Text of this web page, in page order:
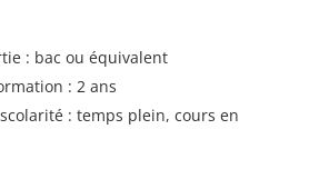
: bac ou équivalent
: 2 ans
: temps plein, cours en